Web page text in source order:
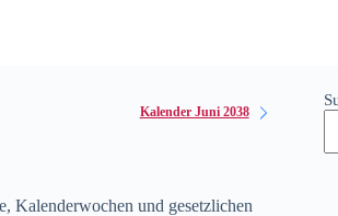
Kalender Juni 2038
Kalenderwochen und gesetzlichen